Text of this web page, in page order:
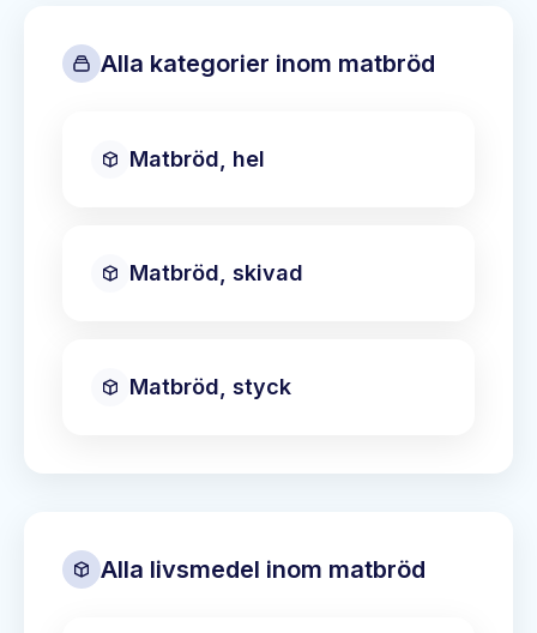
Alla kategorier inom matbröd
Matbröd, hel
Matbröd, skivad
Matbröd, styck
Alla livsmedel inom matbröd